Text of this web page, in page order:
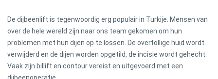
De dijbeenlift is tegenwoordig erg populair in Turkije. Mensen van
over de hele wereld zijn naar ons team gekomen om hun
problemen met hun dijen op te lossen. De overtollige huid wordt
verwijderd en de dijen worden opgetild, de incisie wordt gehecht.
Vaak zijn billift en contour vereist en uitgevoerd met een